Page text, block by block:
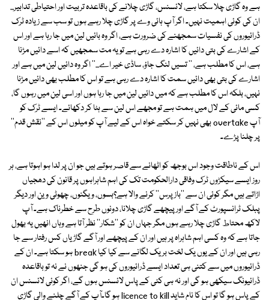
ہے وہ گاڑی چلا سکتا ہے، لائسنس، گاڑی چلانے کی باقاعدہ تربیت اور احتیاطی تدابیر...
ان کی کوئی اہمیت نہیں۔ اگر آپ ہائی وے پر گاڑی چلا رہے ہوں تو سب سے زیادہ ٹرک
ڈرائیوروں کی نفسیات سمجھنے کی ضرورت ہے، اگر وہ بائیں لین میں جا رہا ہے اور اس
کے اشارے کی بتی دائیں کا اشارہ دے رہی ہے تو یہ مت سمجھیں کہ اسے دائیں مڑنا
ہے، اس کا مطلب ہے، '' تسیں لنگ جاؤ، ساڈی خیر اے...'' اگر وہ دائیں لین میں ہے اور
اشارے کی بتی بھی دائیں سمت کا اشارہ دے رہی ہے تو اس کا مطلب بھی دائیں مڑنا
نہیں، بلکہ اس کا مطلب ہے کہ میں دائیں لین میں جا رہا ہوں اور اسی لین میں رہوں گا،
کسی مائی کے لال میں ہمت ہے تو مجھے اس لین سے ہٹا کر دکھائے۔ ایسے ٹرک کو
آپ overtake بھی نہیں کر سکتے خواہ اس کے لیے آپ کو میلوں اس کے ''نقش قدم''
پر چلنا پڑے۔
اس کے ناطاقت وجود اس بوجھ کو اٹھانے سے قاصر ہوتے ہیں جو ان پر لدا ہو اہوتا ہے، ہر
روز ایسے سیکڑوں ٹرک وفاقی دارالحکومت تک کی اہم شاہراہوں پر قانون کی دھجیاں
اڑاتے ہیں مگر کوئی ان سے ''باز پرس'' کرنے والا ہے؟بسوں، ویگنوں، چھوٹی وین اور دیگر
پبلک ٹرانسپورٹ کے آگے اور پیچھے گاڑی چلانا، دونوں طرح سے خطرناک ہے۔ آپ
لاکھ محتاط گاڑی چلا رہے ہوں مگر جہاں ان کو ''شکار'' نظر آتا ہے وہاں انھیں یہ بھول
جاتا ہے کہ وہ کسی اہم شاہراہ پر ہیں اور ان کے پیچھے اور آگے گاڑیاں کس رفتار سے جا
رہی ہیں اور ان کے یوں یک لخت بریک لگانے سے کیا کیا break ہو سکتا ہے۔ ان کے
ڈرائیوروں میں سے کتنی ہی تعداد ایسے ڈرائیوروں کی ہو گی جنھوں نے نہ تو باقاعدہ
ڈرائیونگ سیکھی ہو گی اور نہ ہی کئی کے پاس لائسنس ہوں گے، اگر کوئی لائسنس ان
کے پاس ہو گا تو اس کا نام شاید licence to kill ہو گا۔آپ کے آگے چلنے والی گاڑی